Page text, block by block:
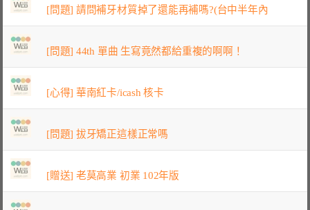
[問題] 請問補牙材質掉了還能再補嗎?(台中半年內
[問題] 44th 單曲 生寫竟然都給重複的啊啊！
[心得] 華南紅卡/icash 核卡
[問題] 拔牙矯正這樣正常嗎
[贈送] 老莫高業 初業 102年版